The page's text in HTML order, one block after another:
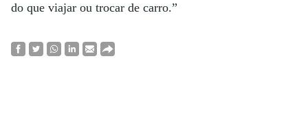
do que viajar ou trocar de carro.”